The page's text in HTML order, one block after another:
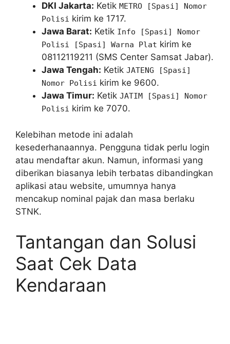
DKI Jakarta: Ketik METRO [Spasi] Nomor
Polisi kirim ke 1717.
Jawa Barat: Ketik Info [Spasi] Nomor
Polisi [Spasi] Warna Plat kirim ke
08112119211 (SMS Center Samsat Jabar).
Jawa Tengah: Ketik JATENG [Spasi]
Nomor Polisi kirim ke 9600.
Jawa Timur: Ketik JATIM [Spasi] Nomor
Polisi kirim ke 7070.
Kelebihan metode ini adalah
kesederhanaannya. Pengguna tidak perlu login
atau mendaftar akun. Namun, informasi yang
diberikan biasanya lebih terbatas dibandingkan
aplikasi atau website, umumnya hanya
mencakup nominal pajak dan masa berlaku
STNK.
Tantangan dan Solusi
Saat Cek Data
Kendaraan